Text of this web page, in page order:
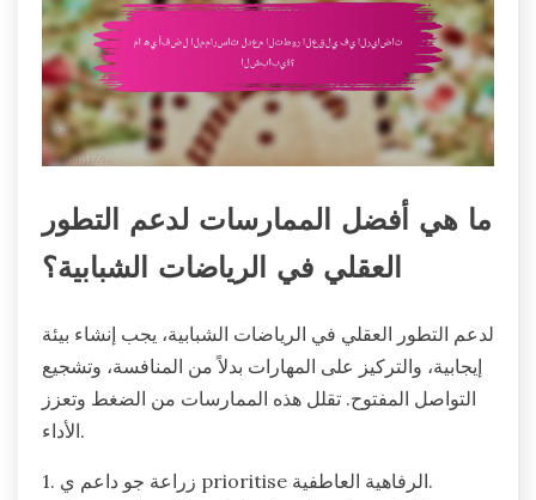
ما هي أفضل الممارسات لدعم التطور
العقلي في الرياضات الشبابية؟
لدعم التطور العقلي في الرياضات الشبابية، يجب إنشاء بيئة
إيجابية، والتركيز على المهارات بدلاً من المنافسة، وتشجيع
التواصل المفتوح. تقلل هذه الممارسات من الضغط وتعزز
الأداء.
1. زراعة جو داعم ي prioritise الرفاهية العاطفية.